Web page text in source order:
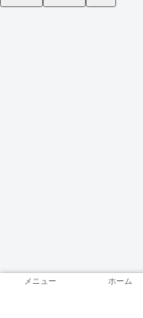
メニュー ホーム